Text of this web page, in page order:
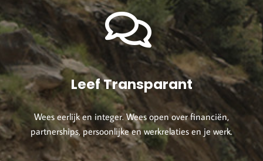
Leef Transparant
Wees eerlijk en integer. Wees open over financiën,
partnerships, persoonlijke en werkrelaties en je werk.